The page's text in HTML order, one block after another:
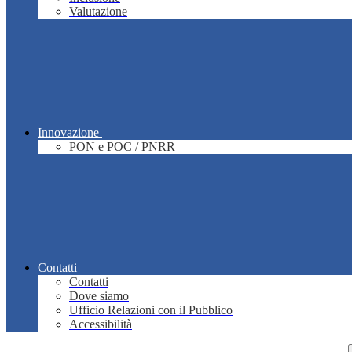
Valutazione
Innovazione
PON e POC / PNRR
Contatti
Contatti
Dove siamo
Ufficio Relazioni con il Pubblico
Accessibilità